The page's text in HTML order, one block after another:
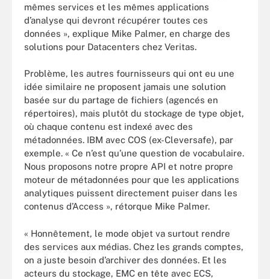
mêmes services et les mêmes applications
d’analyse qui devront récupérer toutes ces
données », explique Mike Palmer, en charge des
solutions pour Datacenters chez Veritas.
Problème, les autres fournisseurs qui ont eu une
idée similaire ne proposent jamais une solution
basée sur du partage de fichiers (agencés en
répertoires), mais plutôt du stockage de type objet,
où chaque contenu est indexé avec des
métadonnées. IBM avec COS (ex-Cleversafe), par
exemple. « Ce n’est qu’une question de vocabulaire.
Nous proposons notre propre API et notre propre
moteur de métadonnées pour que les applications
analytiques puissent directement puiser dans les
contenus d’Access », rétorque Mike Palmer.
« Honnêtement, le mode objet va surtout rendre
des services aux médias. Chez les grands comptes,
on a juste besoin d’archiver des données. Et les
acteurs du stockage, EMC en tête avec ECS,